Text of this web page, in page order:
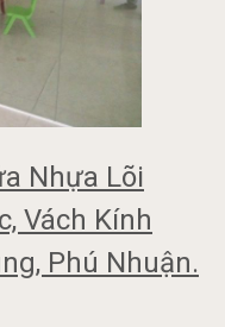
Nhựa Lõi
Vách Kính
Phú Nhuận.